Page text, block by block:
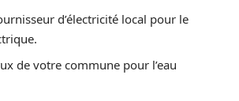
d’électricité local pour le
de votre commune pour l’eau